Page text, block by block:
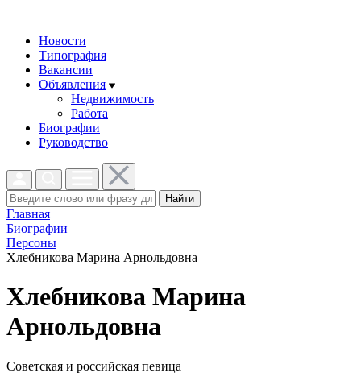
Новости
Типография
Вакансии
Объявления
Недвижимость
Работа
Биографии
Руководство
Найти
Главная
Биографии
Персоны
Хлебникова Марина Арнольдовна
Хлебникова Марина
Арнольдовна
Советская и российская певица